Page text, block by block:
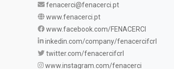
fenacerci@fenacerci.pt
www.fenacerci.pt
www.facebook.com/FENACERCI
inkedin.com/company/fenacercifcrl
twitter.com/fenacercifcrl
www.instagram.com/fenacerci